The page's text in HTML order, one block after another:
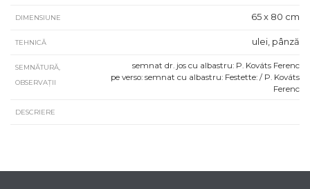
DIMENSIUNE 65 x 80 cm
TEHNICĂ ulei, pânză
SEMNĂTURĂ,
OBSERVAȚII
semnat dr. jos cu albastru: P. Kováts Ferenc
pe verso: semnat cu albastru: Festette: / P. Kováts
Ferenc
DESCRIERE